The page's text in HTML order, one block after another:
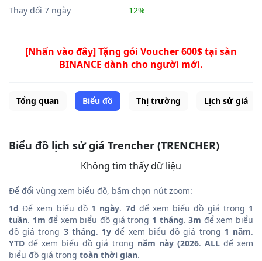
Thay đổi 7 ngày
12%
[Nhấn vào đây] Tặng gói Voucher 600$ tại sàn
BINANCE dành cho người mới.
Tổng quan Biểu đồ Thị trường Lịch sử giá
Biểu đồ lịch sử giá Trencher (TRENCHER)
Không tìm thấy dữ liệu
Để đổi vùng xem biểu đồ, bấm chọn nút zoom:
1d Để xem biểu đồ 1 ngày. 7d để xem biểu đồ giá trong 1
tuần. 1m để xem biểu đồ giá trong 1 tháng.3m để xem biểu
đồ giá trong 3 tháng. 1y để xem biểu đồ giá trong 1 năm.
YTD để xem biểu đồ giá trong năm này (2026. ALLđể xem
biểu đồ giá trong toàn thời gian.